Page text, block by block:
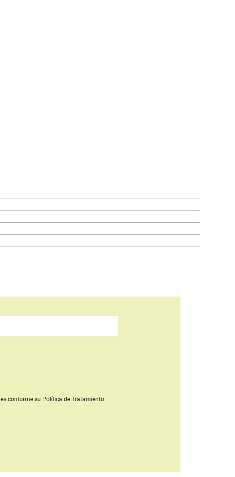
conforme su Política de Tratamiento